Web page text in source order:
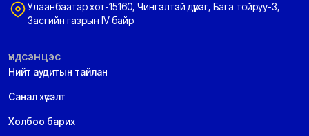
Улаанбаатар хот-15160, Чингэлтэй дүүрэг, Бага тойруу-3,
Засгийн газрын IV байр
ҮНДСЭН ЦЭС
Нийт аудитын тайлан
Санал хүсэлт
Холбоо барих